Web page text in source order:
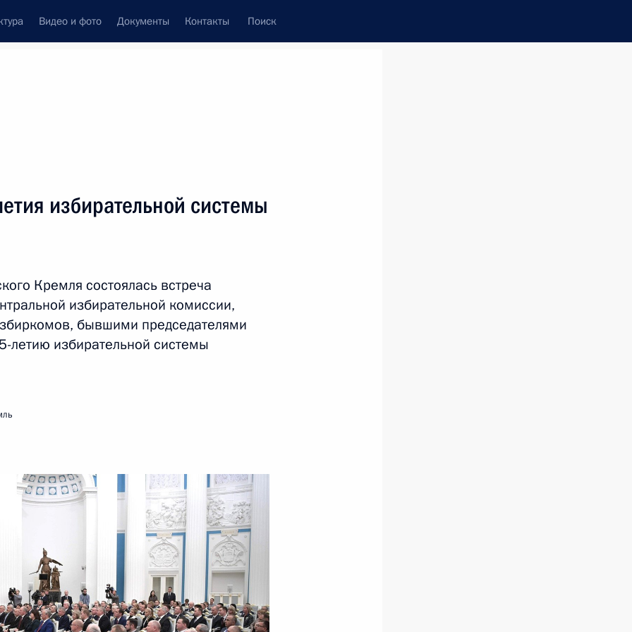
Видео и фото Документы Контакты Поиск
следующие материалы
значения
о переносе центра ДФО
Сахалинской
избирательной системы
Кремля состоялась встреча
избирательной комиссии,
бывшими председателями
избирательной системы